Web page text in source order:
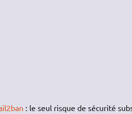
: le seul risque de sécurité